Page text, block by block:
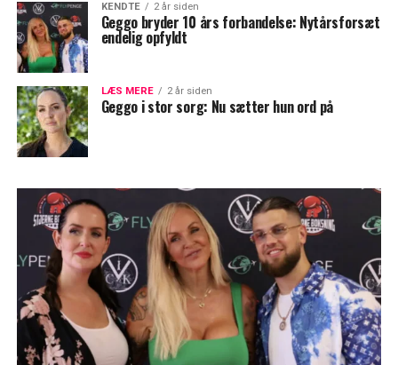
KENDTE 2 år siden
Geggo bryder 10 års forbandelse: Nytårsforsæt
endelig opfyldt
LÆS MERE 2 år siden
Geggo i stor sorg: Nu sætter hun ord på